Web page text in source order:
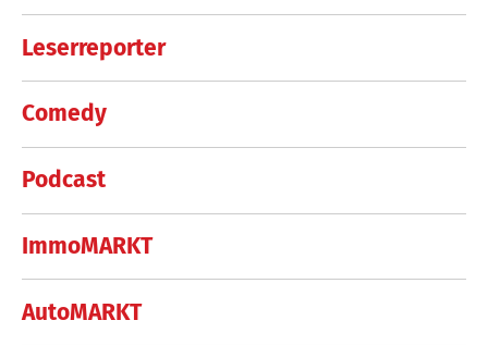
Leserreporter
Comedy
Podcast
ImmoMARKT
AutoMARKT